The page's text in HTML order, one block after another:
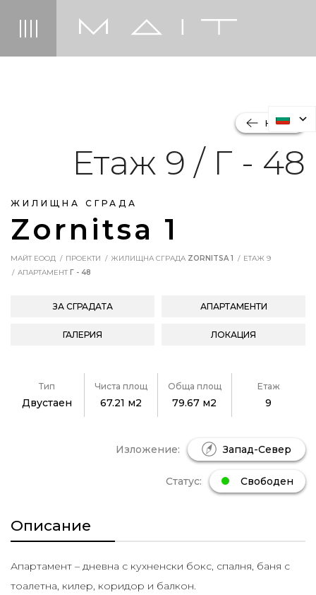
ЖИЛИЩНА СГРАДА
Zornitsa 1
НАЗАД
Етаж 9 / Г - 48
МАЙТ ЕООД ПРОЕКТИ ЖИЛИЩНА СГРАДА ZORNITSA 1
ЕТАЖ 9
АПАРТАМЕНТГ - 48
ЗА СГРАДАТА АПАРТАМЕНТИ
ГАЛЕРИЯ ЛОКАЦИЯ
Тип
Двустаен
Чиста площ
67.21 м2
Обща площ
79.67 м2
Етаж
9
Изложение: Запад-Север
Статус: Свободен
Описание
Апартамент – дневна с кухненски бокс, спалня, баня с
тоалетна, килер, коридор и балкон.